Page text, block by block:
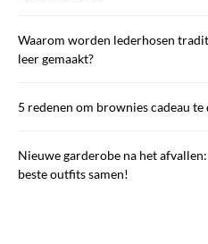
Waarom worden lederhosen
leer gemaakt?
5 redenen om brownies cadeau te
Nieuwe garderobe na het
beste outfits samen!